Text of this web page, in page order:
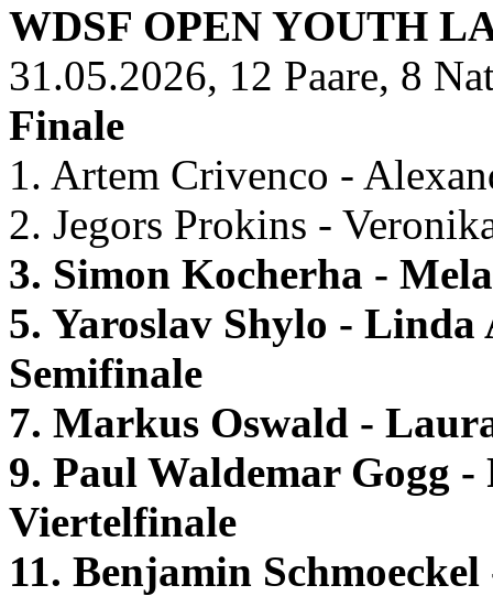
WDSF OPEN YOUTH
31.05.2026, 12 Paare, 8
Finale
1. Artem Crivenco -
2. Jegors Prokins -
3. Simon Kocherha -
5. Yaroslav Shylo -
Semifinale
7. Markus Oswald -
9. Paul Waldemar Gogg
Viertelfinale
11. Benjamin